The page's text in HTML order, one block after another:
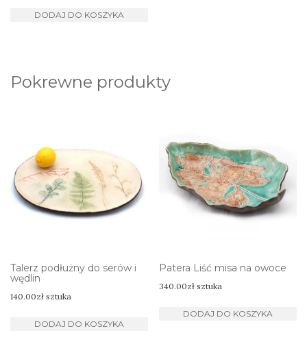
DODAJ DO KOSZYKA
Pokrewne produkty
Talerz podłużny do serów i
wędlin
140.00zł sztuka
DODAJ DO KOSZYKA
Patera Liść misa na owoce
340.00zł sztuka
DODAJ DO KOSZYKA